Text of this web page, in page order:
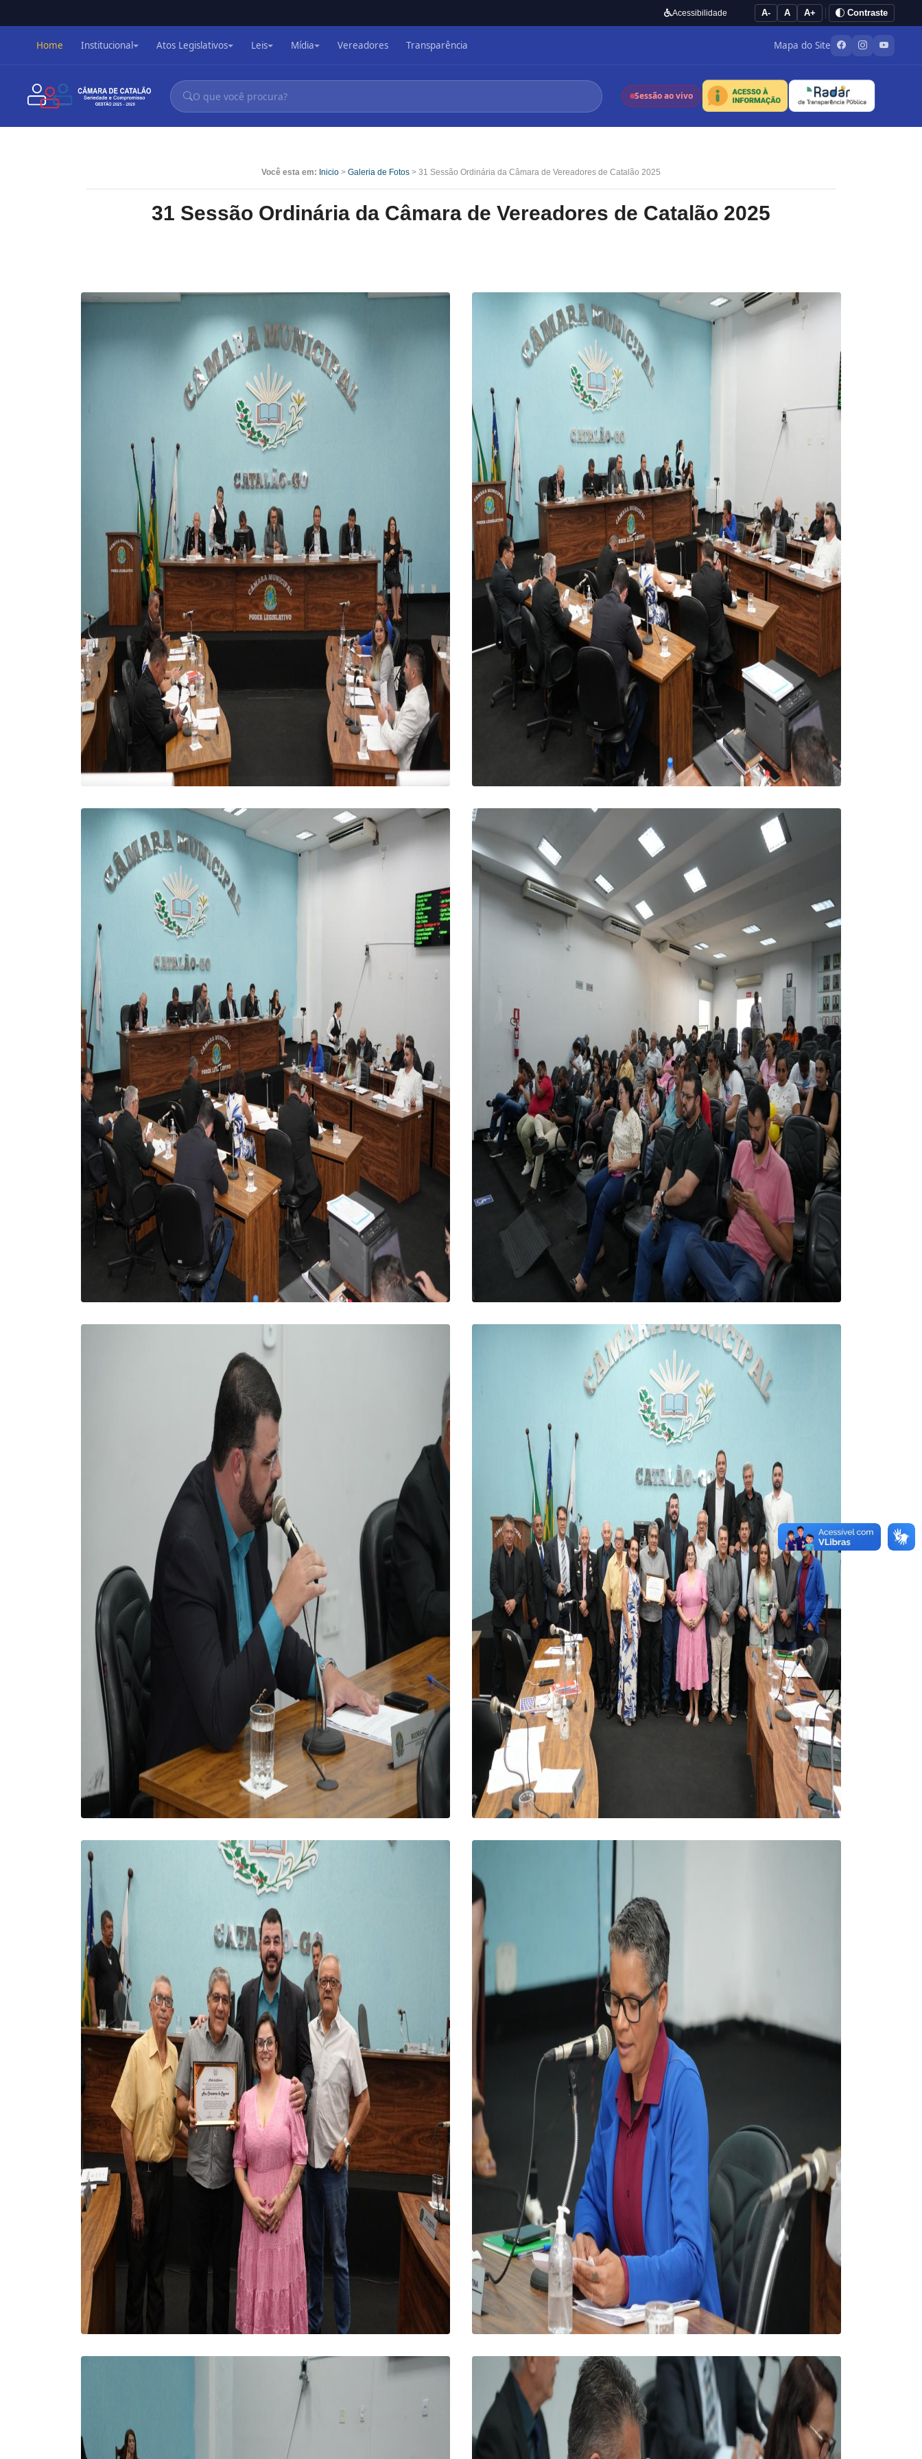
Acessibilidade A- A A+ Contraste
Home Institucional Atos Legislativos Leis Mídia Vereadores Transparência Mapa do Site
Sessão ao vivo
Você esta em: Inicio > Galeria de Fotos > 31 Sessão Ordinária da Câmara de Vereadores de Catalão 2025
31 Sessão Ordinária da Câmara de Vereadores de Catalão 2025